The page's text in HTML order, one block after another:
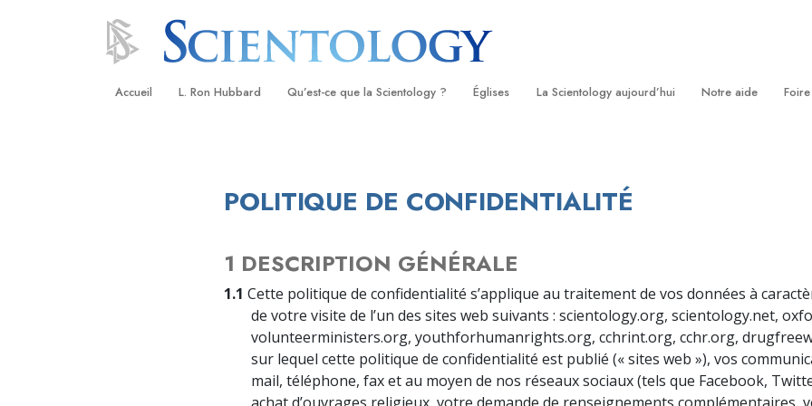
Accueil L. Ron Hubbard Qu’est-ce que la Scientology ?
Les scientologues et la Scientologie
Rencontrez un scientologue
Les principes de base de la
Scientologie
La Dianétique : Une introduction
Églises
Organisations avancées
Apporter la Scientologie au monde
entier
La Scientology aujourd’hui
David Miscavige — Chef ecclésiastique
Notre aide
Tous unis pour les
La Commission des
Droits de l’Homme
POLITIQUE DE CONFIDENTIALITÉ
1 DESCRIPTION GÉNÉRALE
1.1 Cette politique de confidentialité s’applique au traitement de vos données à
de votre visite de l’un des sites web suivants : scientology.org, scientology.net,
volunteerministers.org, youthforhumanrights.org, cchrint.org, cchr.org,
sur lequel cette politique de confidentialité est publié (« sites web »), vos
mail, téléphone, fax et au moyen de nos réseaux sociaux (tels que Facebook,